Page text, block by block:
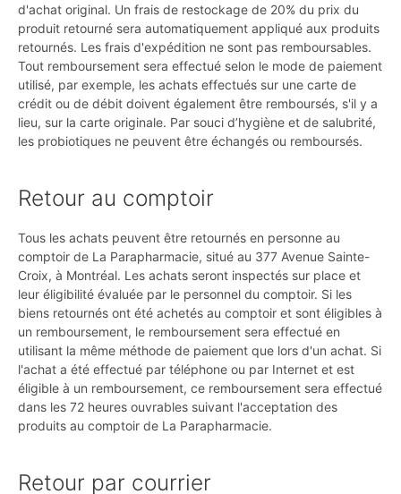
d'achat original. Un frais de restockage de 20% du prix du
produit retourné sera automatiquement appliqué aux produits
retournés. Les frais d'expédition ne sont pas remboursables.
Tout remboursement sera effectué selon le mode de paiement
utilisé, par exemple, les achats effectués sur une carte de
crédit ou de débit doivent également être remboursés, s'il y a
lieu, sur la carte originale. Par souci d’hygiène et de salubrité,
les probiotiques ne peuvent être échangés ou remboursés.
Retour au comptoir
Tous les achats peuvent être retournés en personne au
comptoir de La Parapharmacie, situé au 377 Avenue Sainte-
Croix, à Montréal. Les achats seront inspectés sur place et
leur éligibilité évaluée par le personnel du comptoir. Si les
biens retournés ont été achetés au comptoir et sont éligibles à
un remboursement, le remboursement sera effectué en
utilisant la même méthode de paiement que lors d'un achat. Si
l'achat a été effectué par téléphone ou par Internet et est
éligible à un remboursement, ce remboursement sera effectué
dans les 72 heures ouvrables suivant l'acceptation des
produits au comptoir de La Parapharmacie.
Retour par courrier